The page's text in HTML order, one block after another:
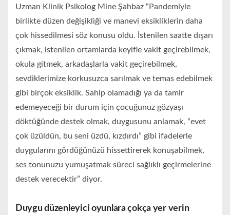
Uzman Klinik Psikolog Mine Şahbaz “Pandemiyle
birlikte düzen değişikliği ve manevi eksikliklerin daha
çok hissedilmesi söz konusu oldu. İstenilen saatte dışarı
çıkmak, istenilen ortamlarda keyifle vakit geçirebilmek,
okula gitmek, arkadaşlarla vakit geçirebilmek,
sevdiklerimize korkusuzca sarılmak ve temas edebilmek
gibi birçok eksiklik. Sahip olamadığı ya da tamir
edemeyeceği bir durum için çocuğunuz gözyaşı
döktüğünde destek olmak, duygusunu anlamak, “evet
çok üzüldün, bu seni üzdü, kızdırdı” gibi ifadelerle
duygularını gördüğünüzü hissettirerek konuşabilmek,
ses tonunuzu yumuşatmak süreci sağlıklı geçirmelerine
destek verecektir” diyor.
Duygu düzenleyici oyunlara çokça yer verin